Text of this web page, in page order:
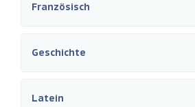
Französisch
Geschichte
Latein